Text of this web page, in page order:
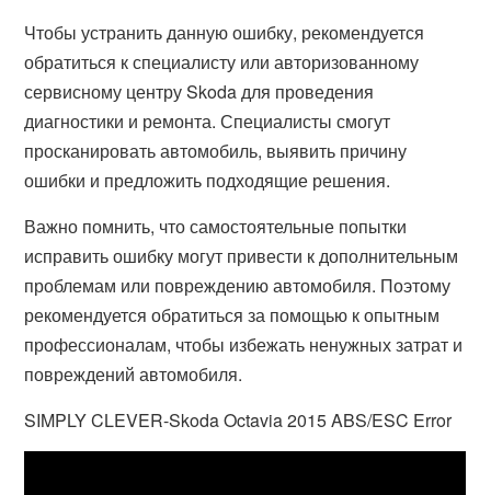
Чтобы устранить данную ошибку, рекомендуется
обратиться к специалисту или авторизованному
сервисному центру Skoda для проведения
диагностики и ремонта. Специалисты смогут
просканировать автомобиль, выявить причину
ошибки и предложить подходящие решения.
Важно помнить, что самостоятельные попытки
исправить ошибку могут привести к дополнительным
проблемам или повреждению автомобиля. Поэтому
рекомендуется обратиться за помощью к опытным
профессионалам, чтобы избежать ненужных затрат и
повреждений автомобиля.
SIMPLY CLEVER-Skoda Octavia 2015 ABS/ESC Error